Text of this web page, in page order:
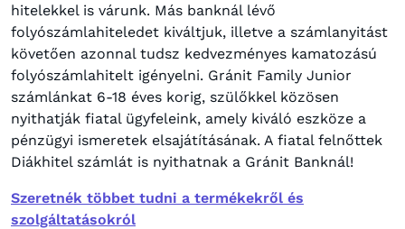
hitelekkel is várunk. Más banknál lévő
folyószámlahiteledet kiváltjuk, illetve a számlanyitást
követően azonnal tudsz kedvezményes kamatozású
folyószámlahitelt igényelni. Gránit Family Junior
számlánkat 6-18 éves korig, szülőkkel közösen
nyithatják fiatal ügyfeleink, amely kiváló eszköze a
pénzügyi ismeretek elsajátításának. A fiatal felnőttek
Diákhitel számlát is nyithatnak a Gránit Banknál!
Szeretnék többet tudni a termékekről és
szolgáltatásokról